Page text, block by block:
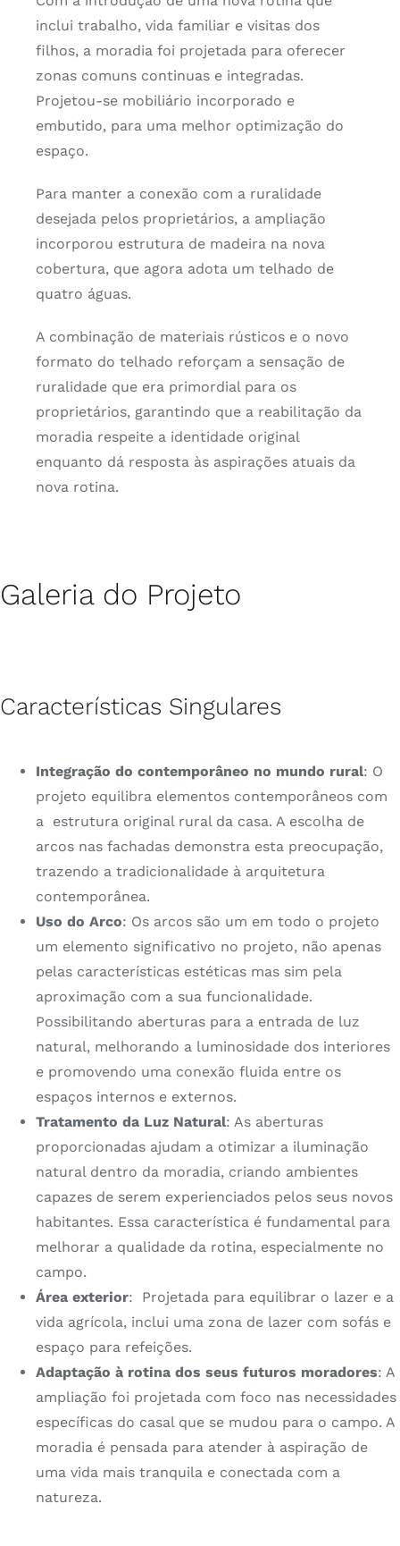
inclui trabalho, vida familiar e visitas dos
filhos, a moradia foi projetada para oferecer
zonas comuns continuas e integradas.
Projetou-se mobiliário incorporado e
embutido, para uma melhor optimização do
espaço.
Para manter a conexão com a ruralidade
desejada pelos proprietários, a ampliação
incorporou estrutura de madeira na nova
cobertura, que agora adota um telhado de
quatro águas.
A combinação de materiais rústicos e o novo
formato do telhado reforçam a sensação de
ruralidade que era primordial para os
proprietários, garantindo que a reabilitação da
moradia respeite a identidade original
enquanto dá resposta às aspirações atuais da
nova rotina.
Galeria do Projeto
Características Singulares
Integração do contemporâneo no mundo rural: O
projeto equilibra elementos contemporâneos com
a estrutura original rural da casa. A escolha de
arcos nas fachadas demonstra esta preocupação,
trazendo a tradicionalidade à arquitetura
contemporânea.
Uso do Arco: Os arcos são um em todo o projeto
um elemento significativo no projeto, não apenas
pelas características estéticas mas sim pela
aproximação com a sua funcionalidade.
Possibilitando aberturas para a entrada de luz
natural, melhorando a luminosidade dos interiores
e promovendo uma conexão fluida entre os
espaços internos e externos.
Tratamento da Luz Natural: As aberturas
proporcionadas ajudam a otimizar a iluminação
natural dentro da moradia, criando ambientes
capazes de serem experienciados pelos seus novos
habitantes. Essa característica é fundamental para
melhorar a qualidade da rotina, especialmente no
campo.
Área exterior: Projetada para equilibrar o lazer e a
vida agrícola, inclui uma zona de lazer com sofás e
espaço para refeições.
Adaptação à rotina dos seus futuros moradores: A
ampliação foi projetada com foco nas necessidades
específicas do casal que se mudou para o campo. A
moradia é pensada para atender à aspiração de
uma vida mais tranquila e conectada com a
natureza.